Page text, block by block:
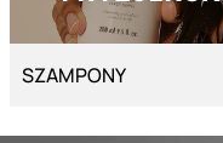
SZAMPONY